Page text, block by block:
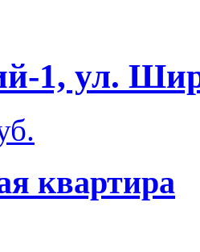
1, ул.
квартира